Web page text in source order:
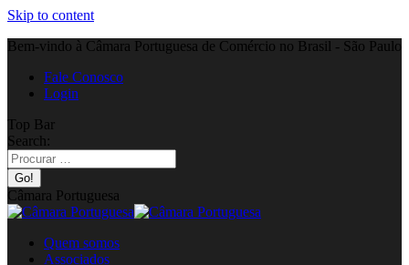
Skip to content
Bem-vindo à Câmara Portuguesa de Comércio no Brasil - São Paulo
Fale Conosco
Login
Top Bar
Search:
Câmara Portuguesa
Quem somos
Associados